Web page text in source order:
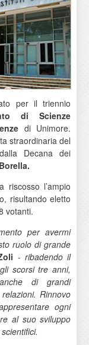
per il triennio
di Scienze
di Unimore.
straordinaria del
Decana dei
riscosso l’ampio
risultando eletto
votanti.
per avermi
ruolo di grande
- ribadendo il
scorsi tre anni,
di grandi
Rinnovo
ogni
al suo sviluppo